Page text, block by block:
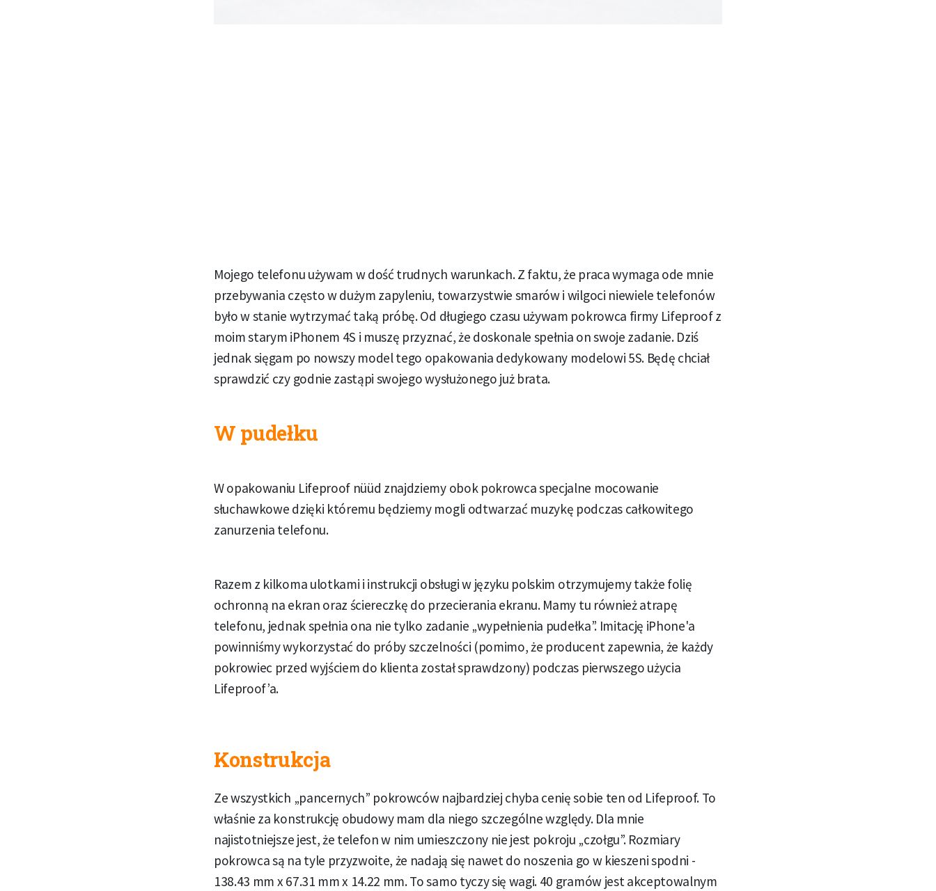
Mojego telefonu używam w dość trudnych warunkach. Z faktu, że praca wymaga ode mnie
przebywania często w dużym zapyleniu, towarzystwie smarów i wilgoci niewiele telefonów
było w stanie wytrzymać taką próbę. Od długiego czasu używam pokrowca firmy Lifeproof z
moim starym iPhonem 4S i muszę przyznać, że doskonale spełnia on swoje zadanie. Dziś
jednak sięgam po nowszy model tego opakowania dedykowany modelowi 5S. Będę chciał
sprawdzić czy godnie zastąpi swojego wysłużonego już brata.
W pudełku
W opakowaniu Lifeproof nüüd znajdziemy obok pokrowca specjalne mocowanie
słuchawkowe dzięki któremu będziemy mogli odtwarzać muzykę podczas całkowitego
zanurzenia telefonu.
Razem z kilkoma ulotkami i instrukcji obsługi w języku polskim otrzymujemy także folię
ochronną na ekran oraz ściereczkę do przecierania ekranu. Mamy tu również atrapę
telefonu, jednak spełnia ona nie tylko zadanie „wypełnienia pudełka”. Imitację iPhone'a
powinniśmy wykorzystać do próby szczelności (pomimo, że producent zapewnia, że każdy
pokrowiec przed wyjściem do klienta został sprawdzony) podczas pierwszego użycia
Lifeproof’a.
Konstrukcja
Ze wszystkich „pancernych” pokrowców najbardziej chyba cenię sobie ten od Lifeproof. To
właśnie za konstrukcję obudowy mam dla niego szczególne względy. Dla mnie
najistotniejsze jest, że telefon w nim umieszczony nie jest pokroju „czołgu”. Rozmiary
pokrowca są na tyle przyzwoite, że nadają się nawet do noszenia go w kieszeni spodni -
138.43 mm x 67.31 mm x 14.22 mm. To samo tyczy się wagi. 40 gramów jest akceptowalnym